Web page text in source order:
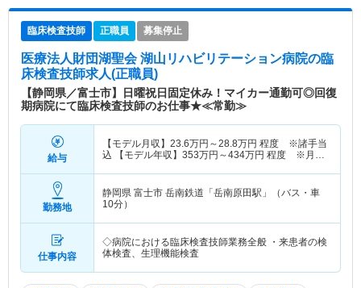
臨床検査技師 正職員 募集停止
医療法人財団湖聖会 湖山リハビリテーション病院の臨
床検査技師求人(正職員)
【静岡県／富士市】日曜祝日固定休み！マイカー通勤可◎回復
期病院にて臨床検査技師のお仕事★≪常勤≫
給与
【モデル月収】 23.6万円～28.8万円 程度 ※諸手当
込 【モデル年収】 353万円～434万円 程度 ※月収
勤務地
静岡県 富士市 岳南鉄道「岳南原田駅」（バス・車
10分）
仕事内容
◇病院における臨床検査技師業務全般 ・来患者の検
体検査、生理機能検査